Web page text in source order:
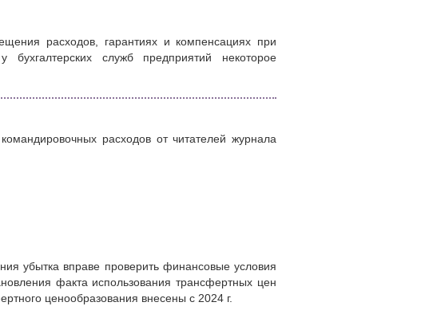
расходов, гарантиях и компенсациях при
служб предприятий некоторое
расходов от читателей журнала
убытка вправе проверить финансовые условия
факта использования трансфертных цен
ценообразования внесены с 2024 г.